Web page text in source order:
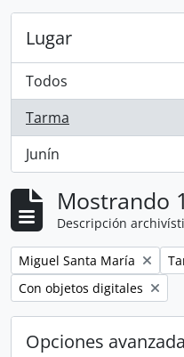
Lugar
Todos
Tarma
, 1 resultados
Junín
, 1 resultados
Mostrando
Descripción
Remove filter:
Miguel Santa María
Remove filter:
Con objetos digitales
Opciones